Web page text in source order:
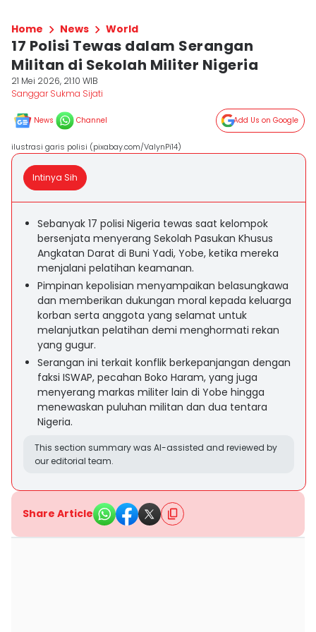
Home News World
17 Polisi Tewas dalam Serangan
Militan di Sekolah Militer Nigeria
21 Mei 2026, 21:10 WIB
Sanggar Sukma Sijati
News Channel Add Us on Google
ilustrasi garis polisi (pixabay.com/ValynPi14)
Intinya Sih
Sebanyak 17 polisi Nigeria tewas saat kelompok
bersenjata menyerang Sekolah Pasukan Khusus
Angkatan Darat di Buni Yadi, Yobe, ketika mereka
menjalani pelatihan keamanan.
Pimpinan kepolisian menyampaikan belasungkawa
dan memberikan dukungan moral kepada keluarga
korban serta anggota yang selamat untuk
melanjutkan pelatihan demi menghormati rekan
yang gugur.
Serangan ini terkait konflik berkepanjangan dengan
faksi ISWAP, pecahan Boko Haram, yang juga
menyerang markas militer lain di Yobe hingga
menewaskan puluhan militan dan dua tentara
Nigeria.
This section summary was AI-assisted and reviewed by
our editorial team.
Share Article